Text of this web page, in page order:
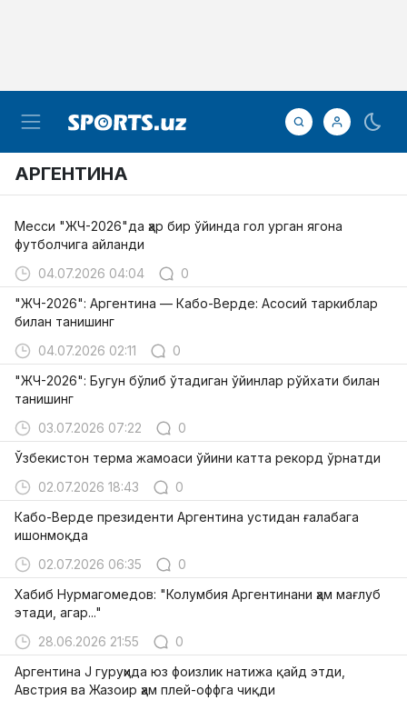
АРГЕНТИНА
Месси "ЖЧ-2026"да ҳар бир ўйинда гол урган ягона
футболчига айланди
04.07.2026 04:04
0
"ЖЧ-2026": Аргентина — Кабо-Верде: Асосий таркиблар
билан танишинг
04.07.2026 02:11
0
"ЖЧ-2026": Бугун бўлиб ўтадиган ўйинлар рўйхати билан
танишинг
03.07.2026 07:22
0
Ўзбекистон терма жамоаси ўйини катта рекорд ўрнатди
02.07.2026 18:43
0
Кабо-Верде президенти Аргентина устидан ғалабага
ишонмоқда
02.07.2026 06:35
0
Хабиб Нурмагомедов: "Колумбия Аргентинани ҳам мағлуб
этади, агар..."
28.06.2026 21:55
0
Аргентина J гуруҳида юз фоизлик натижа қайд этди,
Австрия ва Жазоир ҳам плей-оффга чиқди